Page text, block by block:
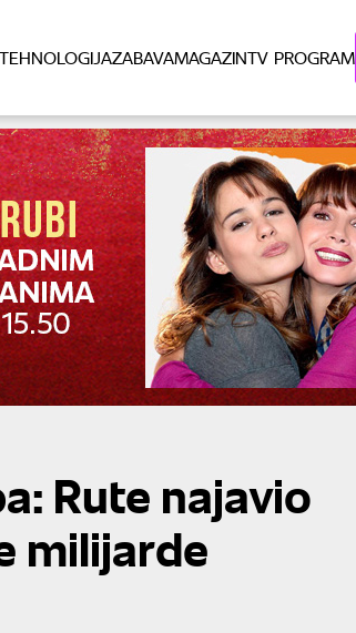
TEHNOLOGIJAZABAVAMAGAZINTV PROGRAM
Rute najavio
milijarde